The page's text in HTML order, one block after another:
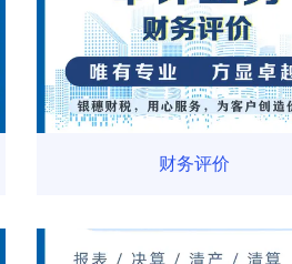
财务评价